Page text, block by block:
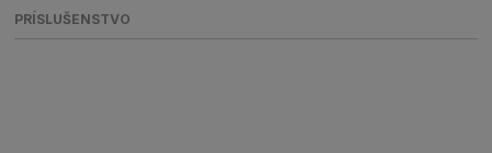
PRÍSLUŠENSTVO